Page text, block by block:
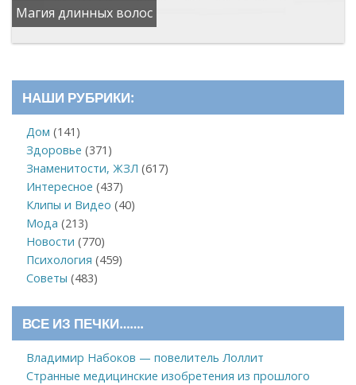
Магия длинных волос
НАШИ РУБРИКИ:
Дом (141)
Здоровье (371)
Знаменитости, ЖЗЛ (617)
Интересное (437)
Клипы и Видео (40)
Мода (213)
Новости (770)
Психология (459)
Советы (483)
ВСЕ ИЗ ПЕЧКИ…….
Владимир Набоков — повелитель Лоллит
Странные медицинские изобретения из прошлого